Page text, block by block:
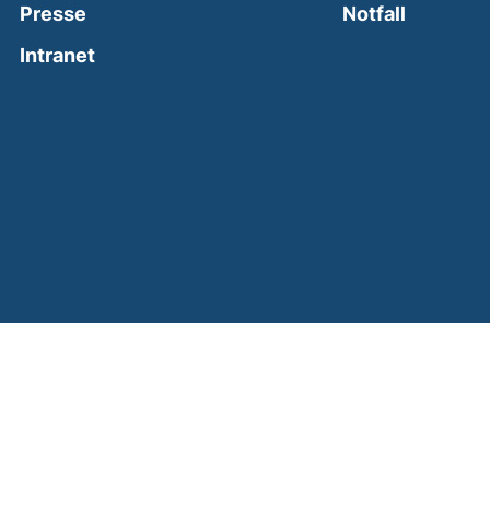
Presse
Intranet(external link, opens in a new window)
Notfall